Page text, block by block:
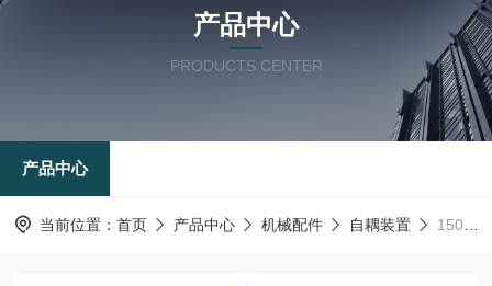
产品中心
PRODUCTS CENTER
产品中心
当前位置： 首页 产品中心 机械配件 自耦装置 150GAK耦合器挂板